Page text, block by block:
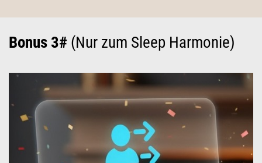
Bonus 3# (Nur zum Sleep Harmonie)